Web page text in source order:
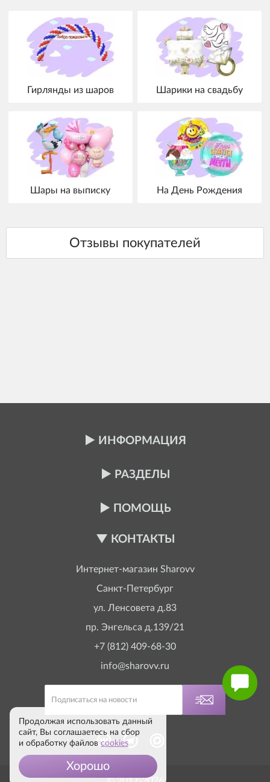
Гирлянды из шаров Шарики на свадьбу
Шары на выписку На День Рождения
ИНФОРМАЦИЯ
РАЗДЕЛЫ
ПОМОЩЬ
КОНТАКТЫ
Интернет-магазин Sharovv
Санкт-Петербург
ул. Ленсовета д.83
пр. Энгельса д.139/21
+7 (812) 409-68-30
info@sharovv.ru
Продолжая использовать данный
сайт, Вы соглашаетесь на сбор
и обработку файлов cookies
Хорошо